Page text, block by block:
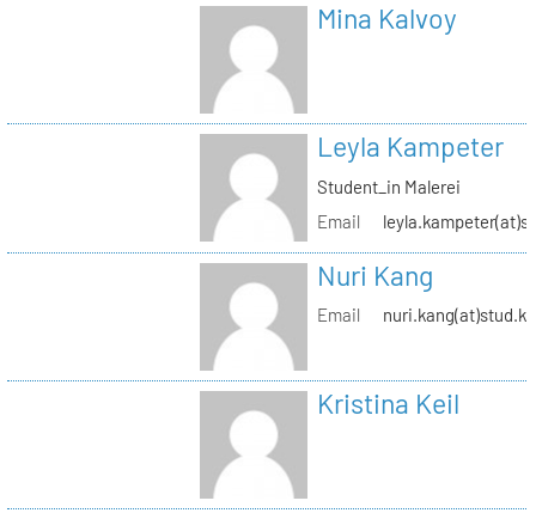
Mina Kalvoy
Leyla Kampeter
Student_in Malerei
Email
Nuri Kang
Email
Kristina Keil